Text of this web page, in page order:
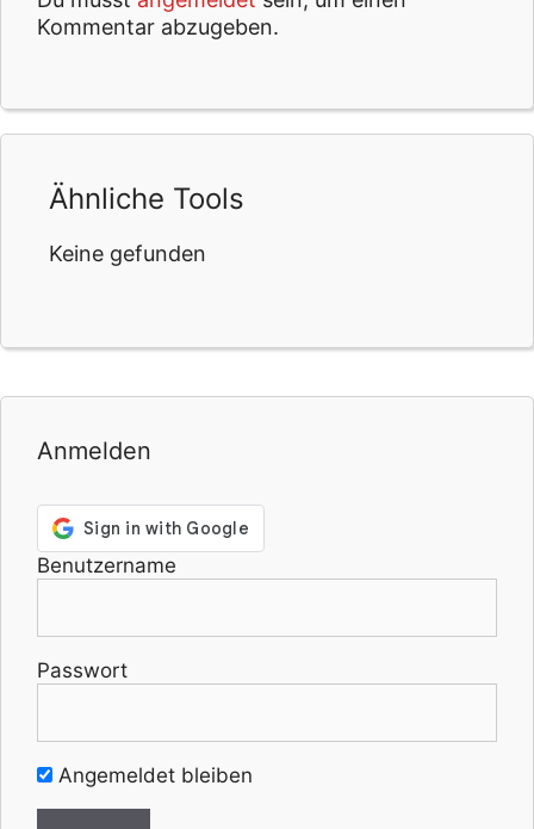
Kommentar abzugeben.
Ähnliche Tools
Keine gefunden
Anmelden
Benutzername
Passwort
Angemeldet bleiben